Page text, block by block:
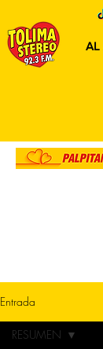
AL
Entrada
RESUMEN